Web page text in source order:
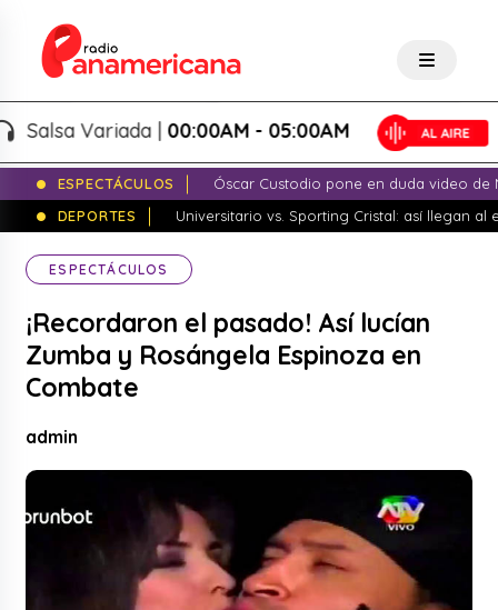
Variada |00:00AM - 05:00AM
ESPECTÁCULOS
Óscar Custodio pone en duda video de
DEPORTES
Universitario vs. Sporting Cristal: así llegan al
ESPECTÁCULOS
¡Recordaron el pasado! Así lucían
Zumba y Rosángela Espinoza en
Combate
admin